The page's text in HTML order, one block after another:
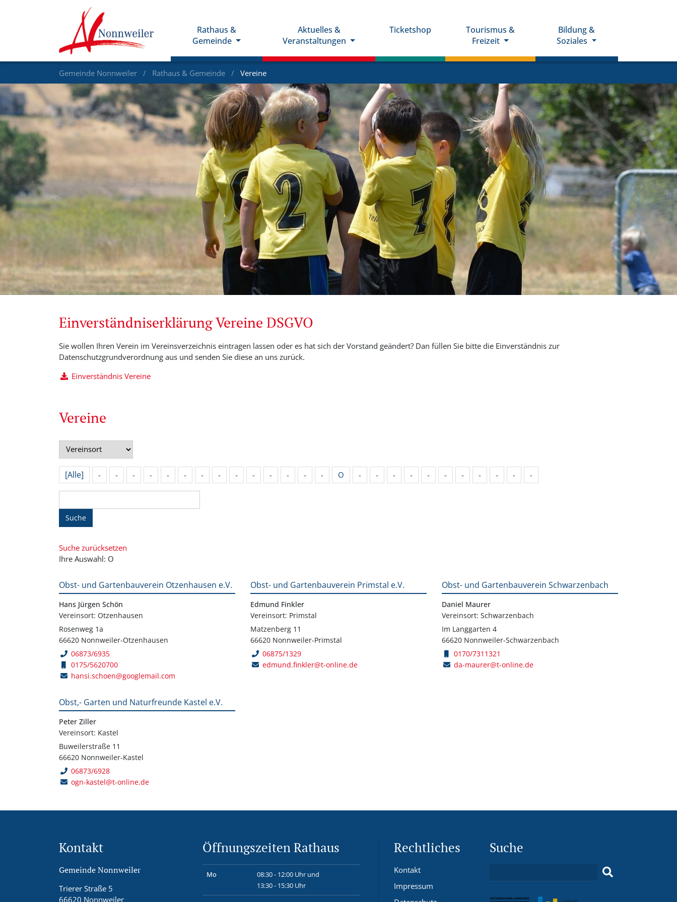
Rathaus &
Gemeinde
Aktuelles &
Veranstaltungen
Ticketshop
Tourismus &
Freizeit
Bildung &
Soziales
Gemeinde Nonnweiler Rathaus & Gemeinde Vereine
Einverständniserklärung Vereine DSGVO
Sie wollen Ihren Verein im Vereinsverzeichnis eintragen lassen oder es hat sich der Vorstand geändert? Dan füllen Sie bitte die Einverständnis zur
Datenschutzgrundverordnung aus und senden Sie diese an uns zurück.
Einverständnis Vereine
Vereine
[Alle] - - - - - - - - - - - - - - O - - - - - - - - - - -
Suche
Suche zurücksetzen
Ihre Auswahl: O
Obst- und Gartenbauverein Otzenhausen e.V.
Hans Jürgen Schön
Vereinsort: Otzenhausen
Rosenweg 1a
66620 Nonnweiler-Otzenhausen
06873/6935
0175/5620700
hansi.schoen@googlemail.com
Obst- und Gartenbauverein Primstal e.V.
Edmund Finkler
Vereinsort: Primstal
Matzenberg 11
66620 Nonnweiler-Primstal
06875/1329
edmund.finkler@t-online.de
Obst- und Gartenbauverein Schwarzenbach
Daniel Maurer
Vereinsort: Schwarzenbach
Im Langgarten 4
66620 Nonnweiler-Schwarzenbach
0170/7311321
da-maurer@t-online.de
Obst,- Garten und Naturfreunde Kastel e.V.
Peter Ziller
Vereinsort: Kastel
Buweilerstraße 11
66620 Nonnweiler-Kastel
06873/6928
ogn-kastel@t-online.de
Kontakt
Gemeinde Nonnweiler
Trierer Straße 5
66620 Nonnweiler
Öffnungszeiten Rathaus
Mo
08:30 - 12:00 Uhr und
13:30 - 15:30 Uhr
Rechtliches
Kontakt
Impressum
Suche